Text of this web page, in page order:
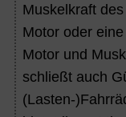
Muskelkraft
Motor oder
Motor und
schließt auch
(Lasten-